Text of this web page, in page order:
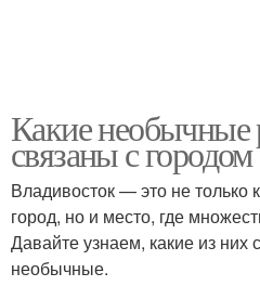
Какие необычные
связаны с городом
Владивосток — это не только
город, но и место, где
Давайте узнаем, какие из
необычные.